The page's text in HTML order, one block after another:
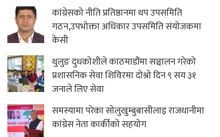
कांग्रेसको नीति प्रतिष्ठानमा थप उपसमिति
गठन,उपभोक्ता अधिकार उपसमिति संयोजकमा
केसी
थुलुङ दुधकोशीले काठमाडौंमा सञ्चालन गरेको
प्रशासनिक सेवा शिविरमा दोश्रो दिन ९ सय ३१
जनाले लिए सेवा
समस्यामा परेका सोलुखुम्बुबासीलाइ राजधानीमा
कांग्रेस नेता कार्कीको सहयोग